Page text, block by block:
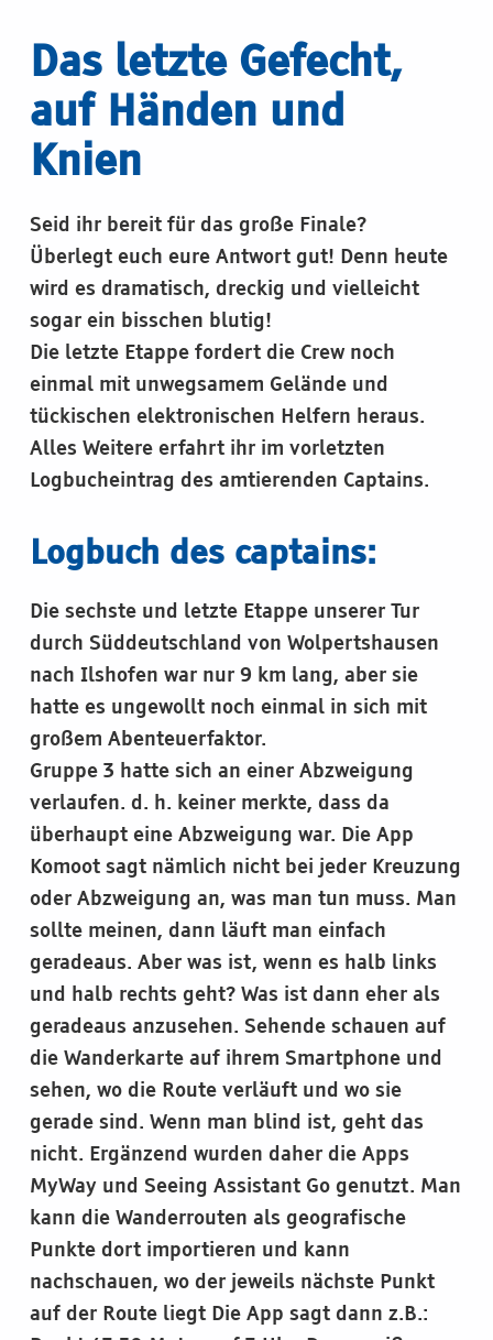
Das letzte Gefecht,
auf Händen und
Knien
Seid ihr bereit für das große Finale?
Überlegt euch eure Antwort gut! Denn heute
wird es dramatisch, dreckig und vielleicht
sogar ein bisschen blutig!
Die letzte Etappe fordert die Crew noch
einmal mit unwegsamem Gelände und
tückischen elektronischen Helfern heraus.
Alles Weitere erfahrt ihr im vorletzten
Logbucheintrag des amtierenden Captains.
Logbuch des captains:
Die sechste und letzte Etappe unserer Tur
durch Süddeutschland von Wolpertshausen
nach Ilshofen war nur 9 km lang, aber sie
hatte es ungewollt noch einmal in sich mit
großem Abenteuerfaktor.
Gruppe 3 hatte sich an einer Abzweigung
verlaufen. d. h. keiner merkte, dass da
überhaupt eine Abzweigung war. Die App
Komoot sagt nämlich nicht bei jeder Kreuzung
oder Abzweigung an, was man tun muss. Man
sollte meinen, dann läuft man einfach
geradeaus. Aber was ist, wenn es halb links
und halb rechts geht? Was ist dann eher als
geradeaus anzusehen. Sehende schauen auf
die Wanderkarte auf ihrem Smartphone und
sehen, wo die Route verläuft und wo sie
gerade sind. Wenn man blind ist, geht das
nicht. Ergänzend wurden daher die Apps
MyWay und Seeing Assistant Go genutzt. Man
kann die Wanderrouten als geografische
Punkte dort importieren und kann
nachschauen, wo der jeweils nächste Punkt
auf der Route liegt Die App sagt dann z.B.: